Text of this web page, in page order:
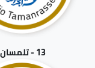
13 - تلمسان